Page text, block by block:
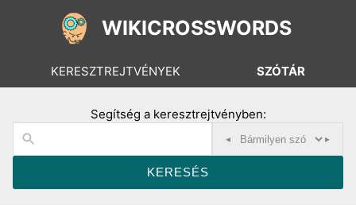
WIKICROSSWORDS
KERESZTREJTVÉNYEK SZÓTÁR
Segítség a keresztrejtvényben:
◂ ▸